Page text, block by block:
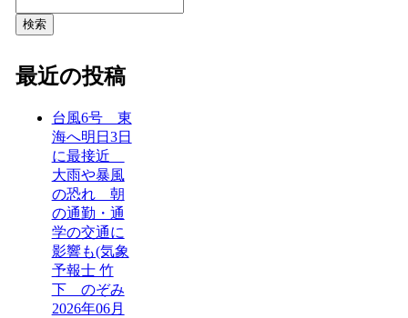
検索
最近の投稿
台風6号 東
海へ明日3日
に最接近
大雨や暴風
の恐れ 朝
の通勤・通
学の交通に
影響も(気象
予報士 竹
下 のぞみ
2026年06月